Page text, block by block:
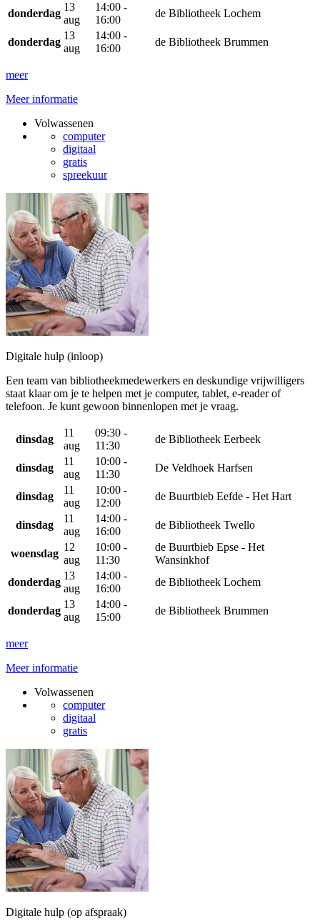
donderdag
13
aug
14:00 -
16:00
de Bibliotheek Lochem
donderdag
13
aug
14:00 -
16:00
de Bibliotheek Brummen
meer
Meer informatie
Volwassenen
computer
digitaal
gratis
spreekuur
Digitale hulp (inloop)
Een team van bibliotheekmedewerkers en deskundige vrijwilligers
staat klaar om je te helpen met je computer, tablet, e-reader of
telefoon. Je kunt gewoon binnenlopen met je vraag.
dinsdag
11
aug
09:30 -
11:30
de Bibliotheek Eerbeek
dinsdag
11
aug
10:00 -
11:30
De Veldhoek Harfsen
dinsdag
11
aug
10:00 -
12:00
de Buurtbieb Eefde - Het Hart
dinsdag
11
aug
14:00 -
16:00
de Bibliotheek Twello
woensdag
12
aug
10:00 -
11:30
de Buurtbieb Epse - Het
Wansinkhof
donderdag
13
aug
14:00 -
16:00
de Bibliotheek Lochem
donderdag
13
aug
14:00 -
15:00
de Bibliotheek Brummen
meer
Meer informatie
Volwassenen
computer
digitaal
gratis
Digitale hulp (op afspraak)